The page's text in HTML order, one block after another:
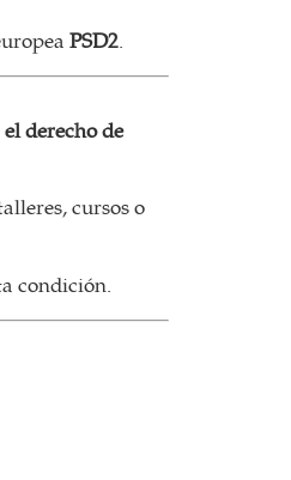
PSD2.
derecho de
cursos o
condición.